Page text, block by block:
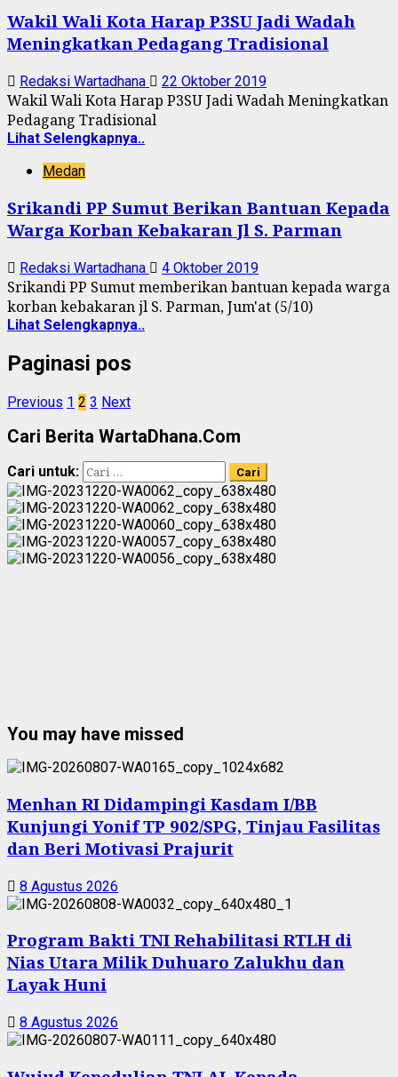
Wakil Wali Kota Harap P3SU Jadi Wadah
Meningkatkan Pedagang Tradisional
Redaksi Wartadhana 22 Oktober 2019
Wakil Wali Kota Harap P3SU Jadi Wadah Meningkatkan
Pedagang Tradisional
Lihat Selengkapnya..
Medan
Srikandi PP Sumut Berikan Bantuan Kepada
Warga Korban Kebakaran Jl S. Parman
Redaksi Wartadhana 4 Oktober 2019
Srikandi PP Sumut memberikan bantuan kepada warga
korban kebakaran jl S. Parman, Jum'at (5/10)
Lihat Selengkapnya..
Paginasi pos
Previous 1 2 3 Next
Cari Berita WartaDhana.Com
Cari untuk:
You may have missed
Menhan RI Didampingi Kasdam I/BB
Kunjungi Yonif TP 902/SPG, Tinjau Fasilitas
dan Beri Motivasi Prajurit
8 Agustus 2026
Program Bakti TNI Rehabilitasi RTLH di
Nias Utara Milik Duhuaro Zalukhu dan
Layak Huni
8 Agustus 2026